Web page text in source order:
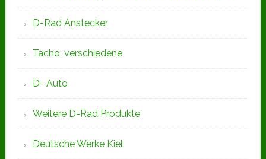
D-Rad Anstecker
Tacho, verschiedene
D- Auto
Weitere D-Rad Produkte
Deutsche Werke Kiel